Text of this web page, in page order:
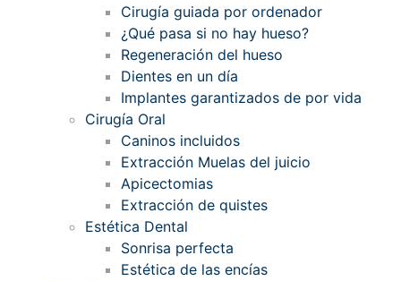
Cirugía guiada por ordenador
¿Qué pasa si no hay hueso?
Regeneración del hueso
Dientes en un día
Implantes garantizados de por vida
Cirugía Oral
Caninos incluidos
Extracción Muelas del juicio
Apicectomias
Extracción de quistes
Estética Dental
Sonrisa perfecta
Estética de las encías